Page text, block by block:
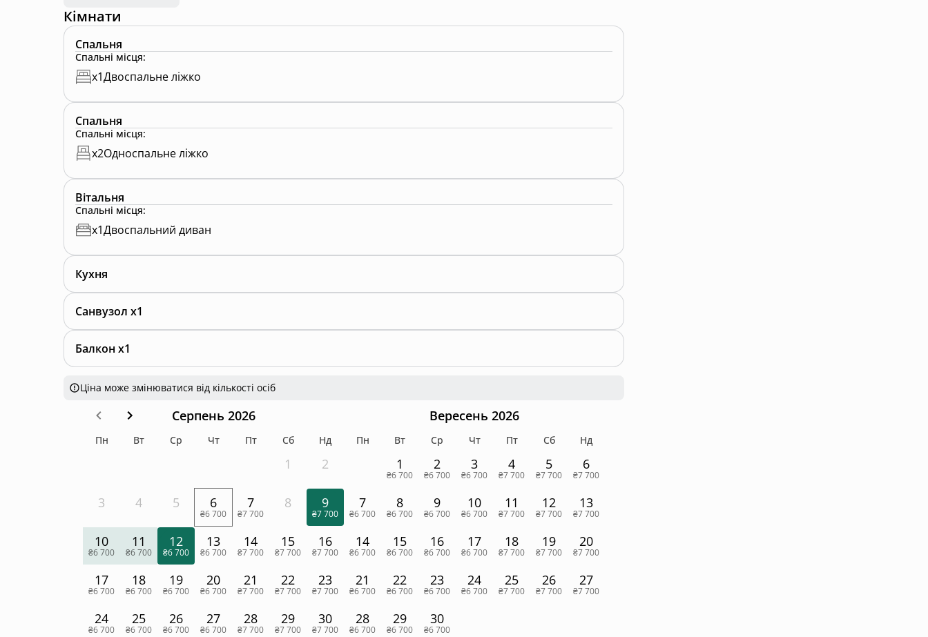
Кімнати
Спальня
Спальні місця:
x1Двоспальне ліжко
Спальня
Спальні місця:
x2Односпальне ліжко
Вітальня
Спальні місця:
x1Двоспальний диван
Кухня
Санвузол x1
Балкон x1
Ціна може змінюватися від кількості осіб
Серпень 2026
Пн Вт Ср Чт Пт Сб Нд
1 2
3 4 5 6
₴6 700
7
₴7 700
8 9
₴7 700
10
₴6 700
11
₴6 700
12
₴6 700
13
₴6 700
14
₴7 700
15
₴7 700
16
₴7 700
17
₴6 700
18
₴6 700
19
₴6 700
20
₴6 700
21
₴7 700
22
₴7 700
23
₴7 700
24
₴6 700
25
₴6 700
26
₴6 700
27
₴6 700
28
₴7 700
29
₴7 700
30
₴7 700
Вересень 2026
Пн Вт Ср Чт Пт Сб Нд
1
₴6 700
2
₴6 700
3
₴6 700
4
₴7 700
5
₴7 700
6
₴7 700
7
₴6 700
8
₴6 700
9
₴6 700
10
₴6 700
11
₴7 700
12
₴7 700
13
₴7 700
14
₴6 700
15
₴6 700
16
₴6 700
17
₴6 700
18
₴7 700
19
₴7 700
20
₴7 700
21
₴6 700
22
₴6 700
23
₴6 700
24
₴6 700
25
₴7 700
26
₴7 700
27
₴7 700
28
₴6 700
29
₴6 700
30
₴6 700